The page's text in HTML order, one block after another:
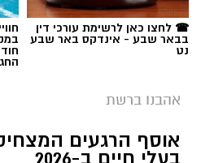
☎ לחצו כאן לרשימת עורכי דין
בבאר שבע - אינדקס באר שבע
נט
אהבנו ברשת
אוסף הרגעים
בעלי חיים ב-2026